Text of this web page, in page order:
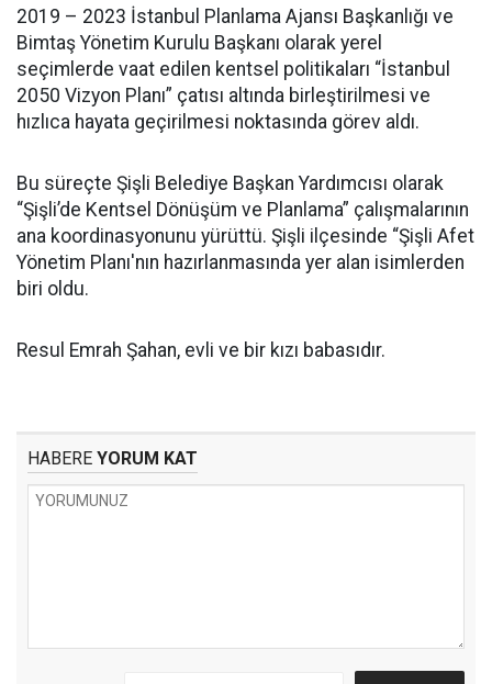
2019 – 2023 İstanbul Planlama Ajansı Başkanlığı ve
Bimtaş Yönetim Kurulu Başkanı olarak yerel
seçimlerde vaat edilen kentsel politikaları “İstanbul
2050 Vizyon Planı” çatısı altında birleştirilmesi ve
hızlıca hayata geçirilmesi noktasında görev aldı.
Bu süreçte Şişli Belediye Başkan Yardımcısı olarak
“Şişli’de Kentsel Dönüşüm ve Planlama” çalışmalarının
ana koordinasyonunu yürüttü. Şişli ilçesinde “Şişli Afet
Yönetim Planı'nın hazırlanmasında yer alan isimlerden
biri oldu.
Resul Emrah Şahan, evli ve bir kızı babasıdır.
HABERE YORUM KAT